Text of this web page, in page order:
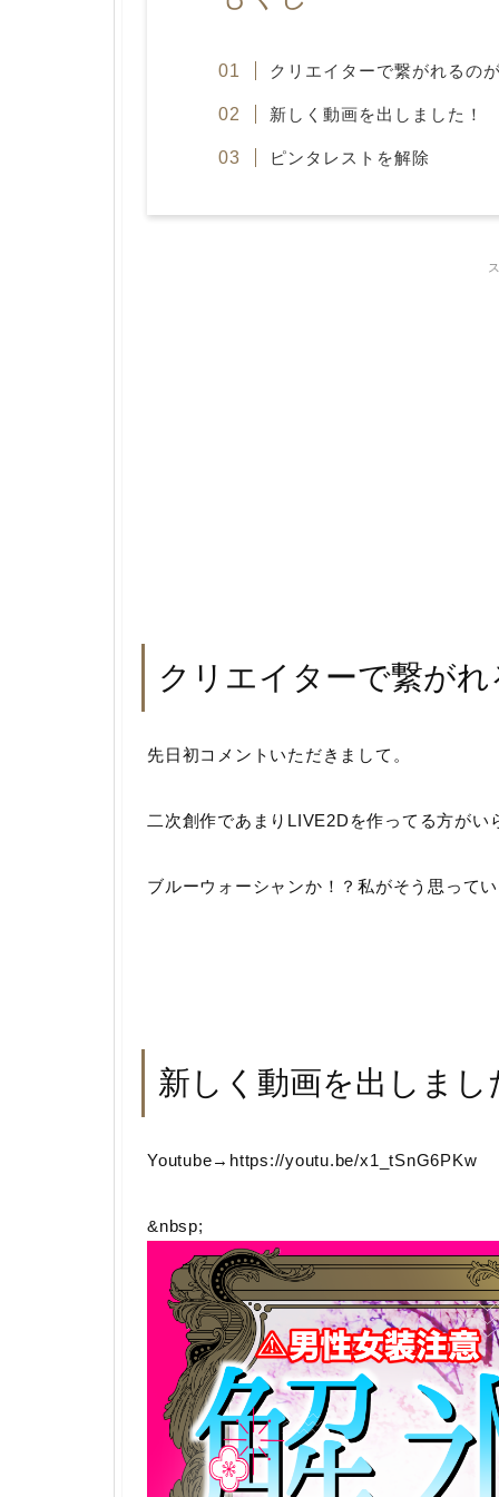
クリエイターで繋がれるの
新しく動画を出しました！
ピンタレストを解除
クリエイターで繋が
先日初コメントいただきまして。
二次創作であまりLIVE2Dを作ってる方が
ブルーウォーシャンか！？私がそう思って
新しく動画を出しまし
Youtube→https://youtu.be/x1_tSnG6PKw
&nbsp;